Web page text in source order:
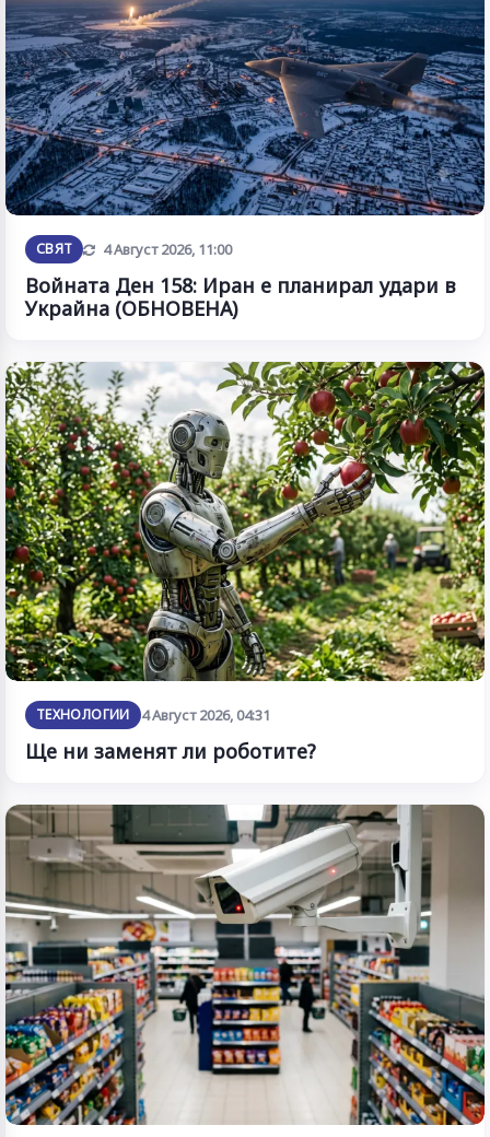
СВЯТ Обновена
4 Август 2026, 11:00
Войната Ден 158: Иран е планирал удари в
Украйна (ОБНОВЕНА)
ТЕХНОЛОГИИ 4 Август 2026, 04:31
Ще ни заменят ли роботите?